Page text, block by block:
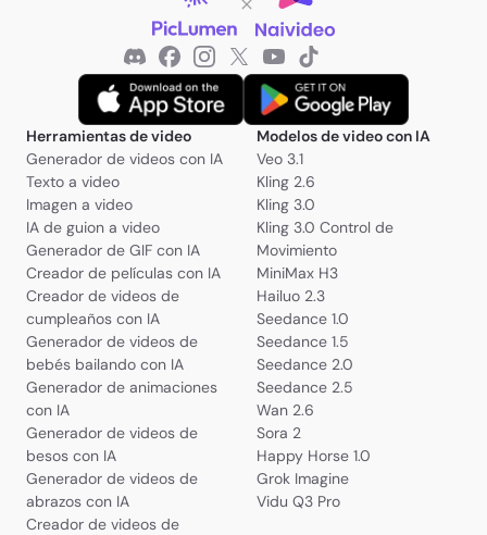
Herramientas de video
Generador de videos con IA
Texto a video
Imagen a video
IA de guion a video
Generador de GIF con IA
Creador de películas con IA
Creador de videos de
cumpleaños con IA
Generador de videos de
bebés bailando con IA
Generador de animaciones
con IA
Generador de videos de
besos con IA
Generador de videos de
abrazos con IA
Creador de videos de
Modelos de video con IA
Veo 3.1
Kling 2.6
Kling 3.0
Kling 3.0 Control de
Movimiento
MiniMax H3
Hailuo 2.3
Seedance 1.0
Seedance 1.5
Seedance 2.0
Seedance 2.5
Wan 2.6
Sora 2
Happy Horse 1.0
Grok Imagine
Vidu Q3 Pro